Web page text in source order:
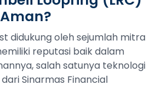
didukung oleh sejumlah mitra
reputasi baik dalam
salah satunya teknologi
Sinarmas Financial